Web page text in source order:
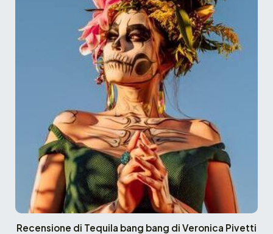
Recensione di Tequila bang bang di Veronica Pivetti